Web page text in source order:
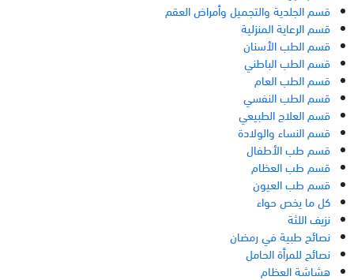
قسم الجلدية والتجميل وأمراض العقم
قسم الرعاية المنزلية
قسم الطب الأسنان
قسم الطب الباطني
قسم الطب العام
قسم الطب النفسي
قسم العلاج الطبيعي
قسم النساء والولادة
قسم طب الأطفال
قسم طب العظام
قسم طب العيون
كل ما يخص حواء
نزيف اللثة
نصائح طبية في رمضان
نصائح للمرأة الحامل
هشاشة العظام